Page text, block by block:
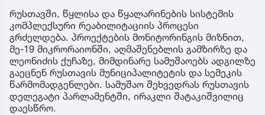
რუსთავში, წყლისა და წყალარინების სისტემის
კომპლექსური რეაბილიტაციის პროცესი
გრძელდება. პროექტების მონიტორინგის მიზნით,
მე-19 მიკრორაიონში, აღმაშენებლის გამზირზე და
ლეონიძის ქუჩაზე, მიმდინარე სამუშაოებს ადგილზე
გაეცნენ რუსთავის მუნიციპალიტეტის და სემეკის
წარმომადგენლები. სამუშაო შეხვედრას რუსთავის
დელეგატი პარლამენტში, ირაკლი შატაკიშვილიც
დაესწრო.